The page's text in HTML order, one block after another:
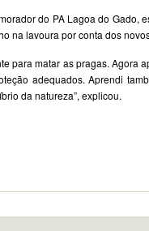
do PA Lagoa do Gado,
na lavoura por conta dos
para matar as pragas. Agora
adequados. Aprendi
da natureza”, explicou.